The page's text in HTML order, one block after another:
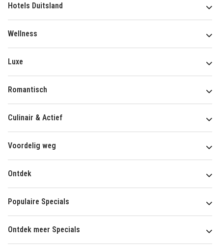
Hotels Duitsland
Wellness
Luxe
Romantisch
Culinair & Actief
Voordelig weg
Ontdek
Populaire Specials
Ontdek meer Specials